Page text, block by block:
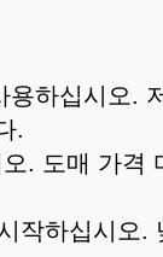
하십시오.
.
. 도매 가격
작하십시오.